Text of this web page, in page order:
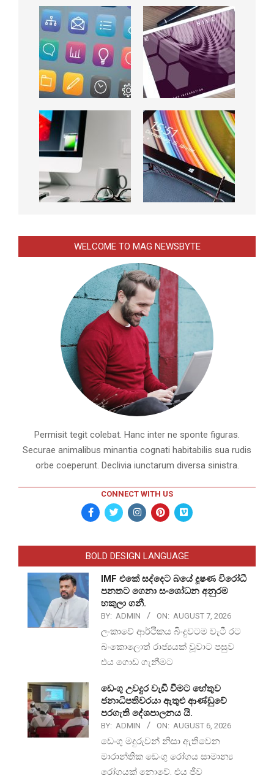
WELCOME TO MAG NEWSBYTE
Permisit tegit colebat. Hanc inter ne sponte figuras.
Securae animalibus minantia cognati habitabilis sua rudis
orbe coeperunt. Declivia iunctarum diversa sinistra.
CONNECT WITH US
BOLD DESIGN LANGUAGE
IMF එකේ සද්දෙට බයේ දූෂණ විරෝධී
පනතට ගෙනා සංශෝධන අනුරම
හකුලා ගනී.
BY: ADMIN ON: AUGUST 7, 2026
ලංකාවේ ආර්ථිකය බිංදුවටම වැටී රට
බංකොලොත් රාජ්‍යයක් වූවාට පසුව
එය ගොඩ ගැනීමට
ඩෙංගු උවදුර වැඩි වීමට හේතුව
ජනාධිපතිවරයා ඇතුළු ආණ්ඩුවේ
පරගැති දේශපාලනය යි.
BY: ADMIN ON: AUGUST 6, 2026
ඩෙංගු මදුරුවන් නිසා ඇතිවෙන
මාරාන්තික ඩෙංගු රෝගය සාමාන්‍ය
රෝගයක් නොවේ. එය ජීව